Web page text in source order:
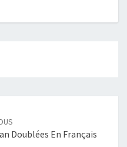
Doublées En Français